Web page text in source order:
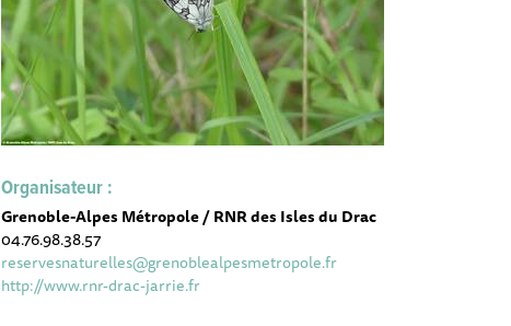
Organisateur :
Grenoble-Alpes Métropole / RNR des Isles du Drac
04.76.98.38.57
reservesnaturelles@grenoblealpesmetropole.fr
http://www.rnr-drac-jarrie.fr